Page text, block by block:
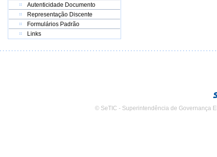
Autenticidade Documento
Representação Discente
Formulários Padrão
Links
© SeTIC - Superintendência de Governança